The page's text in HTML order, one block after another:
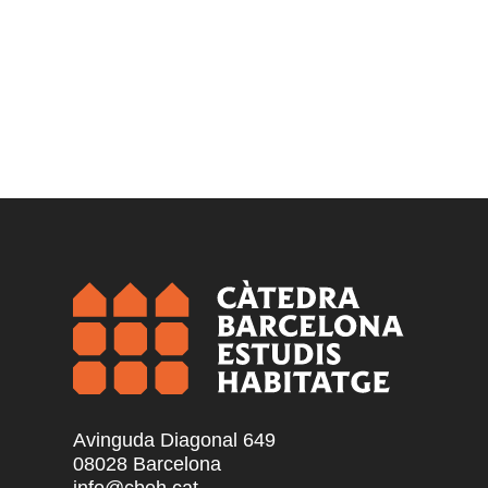
Avinguda Diagonal 649
08028 Barcelona